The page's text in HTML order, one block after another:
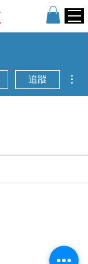
追蹤